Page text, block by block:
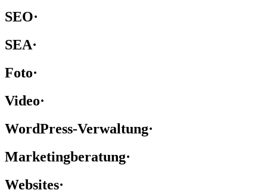
SEO·
SEA·
Foto·
Video·
WordPress-Verwaltung·
Marketingberatung·
Websites·